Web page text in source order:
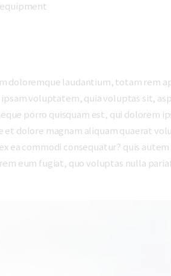
laudantium, totam rem
voluptatem, quia voluptas sit,
porro quisquam est, qui dolorem
dolore magnam aliquam quaerat
commodi consequatur? quis
eum fugiat, quo voluptas nulla